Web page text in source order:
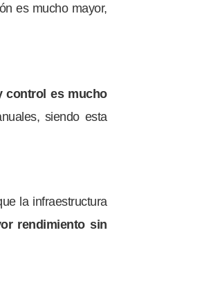
es mucho mayor,
control es mucho
siendo esta
la infraestructura
rendimiento sin